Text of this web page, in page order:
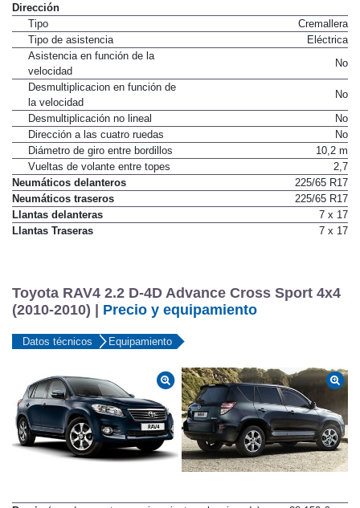
Dirección
Tipo
Cremallera
Tipo de asistencia
Eléctrica
Asistencia en función de la
velocidad
No
Desmultiplicacion en función de
la velocidad
No
Desmultiplicación no lineal
No
Dirección a las cuatro ruedas
No
Diámetro de giro entre bordillos
10,2 m
Vueltas de volante entre topes
2,7
Neumáticos delanteros
225/65 R17
Neumáticos traseros
225/65 R17
Llantas delanteras
7 x 17
Llantas Traseras
7 x 17
Toyota RAV4 2.2 D-4D Advance Cross Sport 4x4
(2010-2010) | Precio y equipamiento
Datos técnicos Equipamiento